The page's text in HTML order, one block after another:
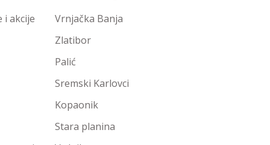
i akcije
Vrnjačka Banja
Zlatibor
Palić
Sremski Karlovci
Kopaonik
Stara planina